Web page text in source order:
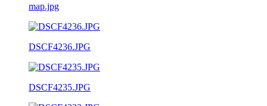
map.jpg
DSCF4236.JPG
DSCF4235.JPG